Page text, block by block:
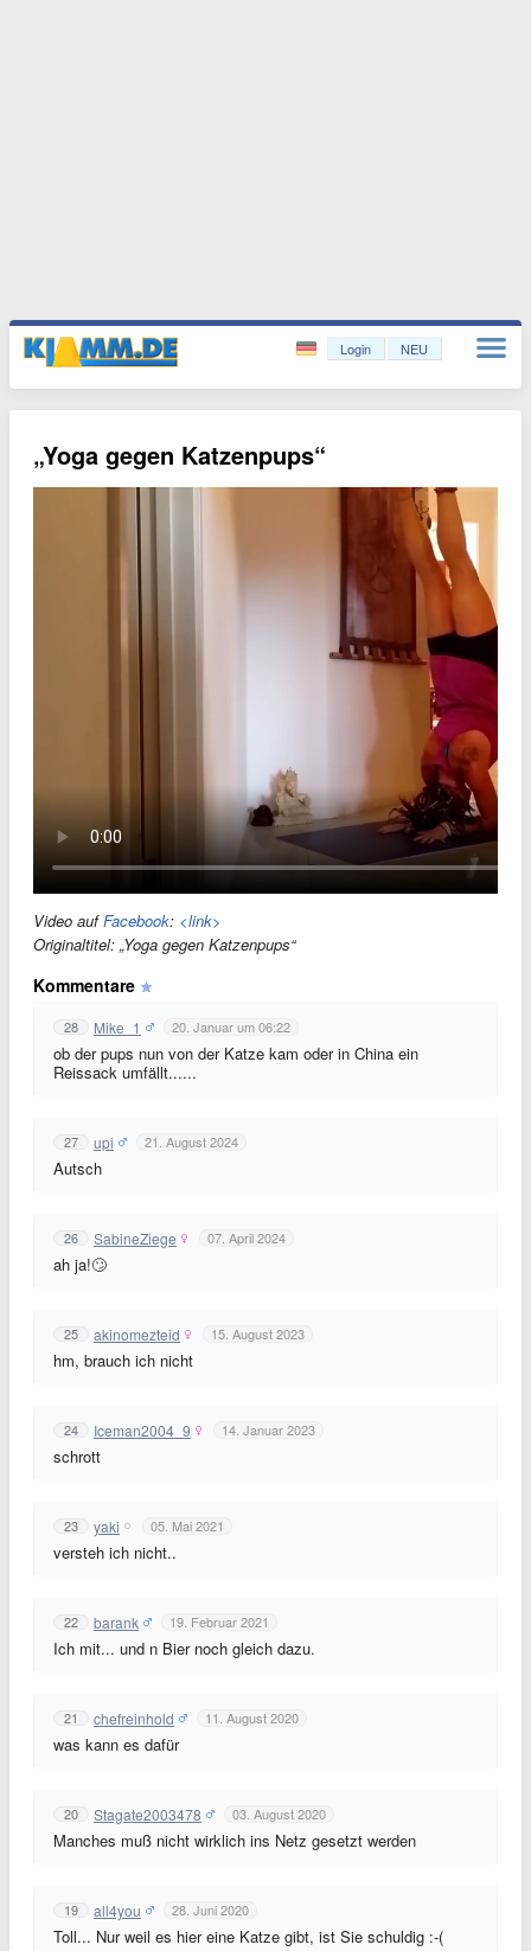
Login NEU
„Yoga gegen Katzenpups“
Video aufFacebook: <link>
Originaltitel: „Yoga gegen Katzenpups“
Kommentare
28 Mike_1 20. Januar um 06:22
ob der pups nun von der Katze kam oder in China ein
Reissack umfällt......
27 upi 21. August 2024
Autsch
26 SabineZiege 07. April 2024
ah ja!🙄
25 akinomezteid 15. August 2023
hm, brauch ich nicht
24 Iceman2004_9 14. Januar 2023
schrott
23 yaki 05. Mai 2021
versteh ich nicht..
22 barank 19. Februar 2021
Ich mit... und n Bier noch gleich dazu.
21 chefreinhold 11. August 2020
was kann es dafür
20 Stagate2003478 03. August 2020
Manches muß nicht wirklich ins Netz gesetzt werden
19 all4you 28. Juni 2020
Toll... Nur weil es hier eine Katze gibt, ist Sie schuldig :-(